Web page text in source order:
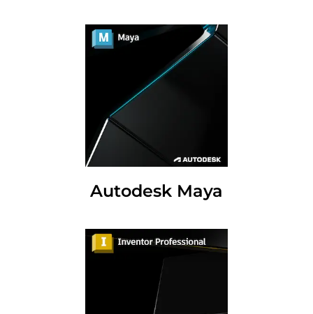
Autodesk Maya